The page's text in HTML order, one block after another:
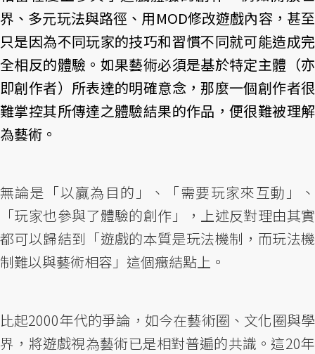
界、多元玩法與路徑、用MOD修改遊戲內容，甚至
只是因為不同玩家的技巧和習慣不同就可能造成完
全相反的體驗。如果藝術必須是基於特定主體（亦
即創作者）所表達的明確意念，那麼一個創作者很
難掌控其所傳達之體驗結果的作品，便很難被理解
為藝術。
無論是「以贏為目的」、「需要玩家來互動」、
「玩家也參與了體驗的創作」，上述反對理由其實
都可以歸結到「遊戲的本質是玩法機制，而玩法機
制難以與藝術相容」這個癥結點上。
比起2000年代的爭論，如今在藝術圈、文化圈與學
界，將遊戲視為藝術已是相對普遍的共識。這20年